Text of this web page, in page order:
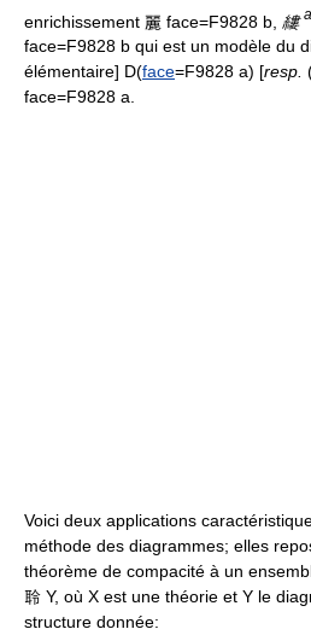
enrichissement 麗 face=F9828 b, 縷 a
face=F9828 b qui est un modèle du
élémentaire] D(face=F9828 a) [resp.
face=F9828 a.
Voici deux applications
méthode des diagrammes; elles
théorème de compacité à un
聆 Y, où X est une théorie et Y le
structure donnée: